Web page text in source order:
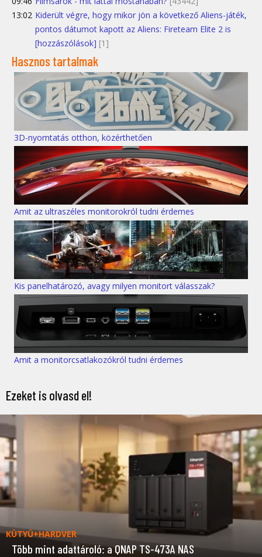
13:02 Kiderült végre, hogy mikor jön a következő Aliens-játék,
pontos dátumot kapott az Aliens: Fireteam Elite 2 is
[hozzászólások] [1]
Hasznos tartalmak
3D-nyomtatás otthon, közérthetően
Amit az ultraszéles monitorokról tudni érdemes
Kis panelhatározó, avagy milyen monitort válasszak?
Amit a monitorcsatlakozókról tudni érdemes
Ezeket is olvasd el!
KÜTYÜ+HARDVER
Több mint adattároló: a QNAP TS-473A NAS